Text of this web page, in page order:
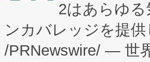
のアクセスを大幅
Fully-Connected
プログラムには、
ードするVoltaiqは
ーエネルギー貯蔵
た。 Voltaiq独自の
2はあらゆ
ンカバレッジを提
/PRNewswire/ — 世